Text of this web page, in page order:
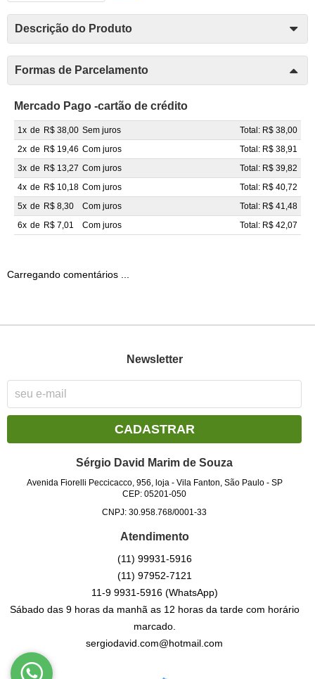
Descrição do Produto
Formas de Parcelamento
Mercado Pago -cartão de crédito
1x de R$ 38,00 Sem juros
Total: R$ 38,00
2x de R$ 19,46 Com juros
Total: R$ 38,91
3x de R$ 13,27 Com juros
Total: R$ 39,82
4x de R$ 10,18 Com juros
Total: R$ 40,72
5x de R$ 8,30 Com juros
Total: R$ 41,48
6x de R$ 7,01 Com juros Total: R$ 42,07
Carregando comentários ...
Newsletter
CADASTRAR
Sérgio David Marim de Souza
Avenida Fiorelli Peccicacco, 956, loja - Vila Fanton, São Paulo- SP
CEP: 05201-050
CNPJ: 30.958.768/0001-33
Atendimento
(11) 99931-5916
(11) 97952-7121
11-99931-5916 (WhatsApp)
Sábado das 9 horas da manhã as 12 horas da tarde com horário
marcado.
sergiodavid.com@hotmail.com